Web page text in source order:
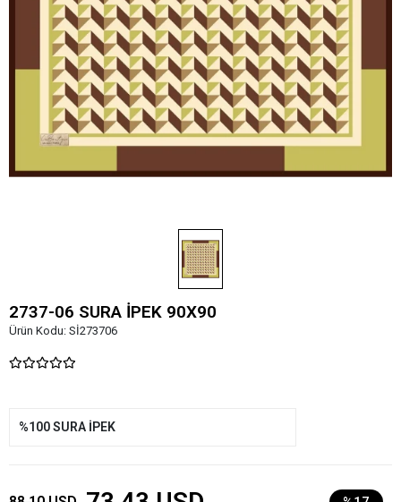
2737-06 SURA İPEK 90X90
Ürün Kodu: Sİ273706
%100 SURA İPEK